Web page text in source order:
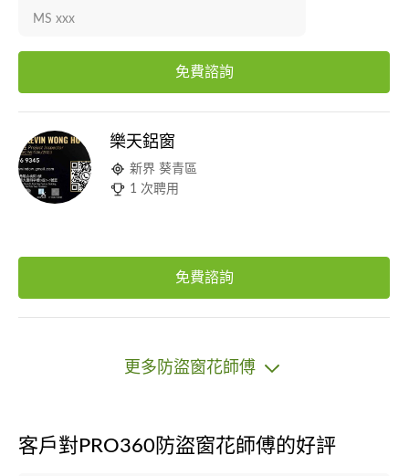
MS xxx
免費諮詢
樂天鋁窗
新界 葵青區
1 次聘用
免費諮詢
更多防盜窗花師傅
客戶對PRO360防盜窗花師傅的好評